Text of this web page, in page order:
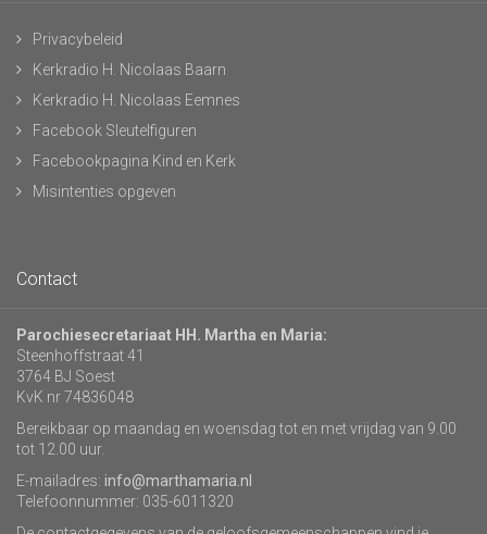
Privacybeleid
Kerkradio H. Nicolaas Baarn
Kerkradio H. Nicolaas Eemnes
Facebook Sleutelfiguren
Facebookpagina Kind en Kerk
Misintenties opgeven
Contact
Parochiesecretariaat HH. Martha en Maria:
Steenhoffstraat 41
3764 BJ Soest
KvK nr 74836048
Bereikbaar op maandag en woensdag tot en met vrijdag van 9.00
tot 12.00 uur.
E-mailadres: info@marthamaria.nl
Telefoonnummer: 035-6011320